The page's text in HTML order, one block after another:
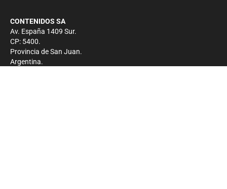
CONTENIDOS SA
Av. España 1409 Sur.
CP: 5400.
Provincia de San Juan.
Argentina.